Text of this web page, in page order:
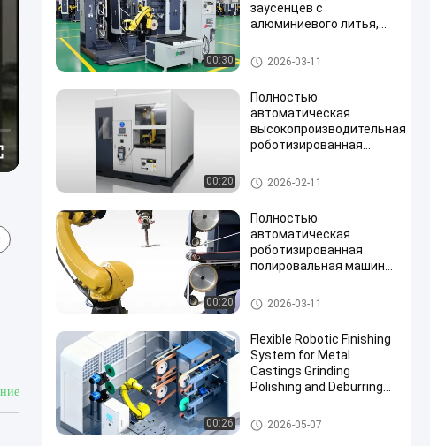
00:30
заусенцев с
алюминиевого литья,
роботизированная
система полировки
компонентов с
контролем силы
Автоматическая меля полир
уя машина
2026-03-11
00:20
Полностью
автоматическая
высокопроизводительная
роботизированная
для отделки
металлической
несколькими формами
Машина КНК полируя
2026-02-11
00:20
Полностью
автоматическая
роботизированная
полировальная машина
зеркальной полировки
металлических
Робот дебурринг шлифовка и
полировка машина
2026-03-11
00:26
Flexible Robotic Finishing
System for Metal
Castings Grinding
Polishing and Deburring
Машины для шлифования и
полировки
2026-05-07